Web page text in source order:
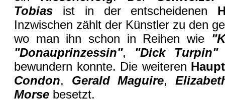
Tobias ist in der entscheidenen
Inzwischen zählt der Künstler zu den
wo man ihn schon in Reihen wie
"Donauprinzessin", "Dick Turpin"
bewundern konnte. Die weiteren
Condon, Gerald Maguire,
Morse besetzt.